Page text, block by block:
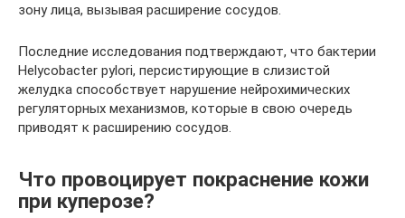
зону лица, вызывая расширение сосудов.
Последние исследования подтверждают, что бактерии
Helycobacter pylori, персистирующие в слизистой
желудка способствует нарушение нейрохимических
регуляторных механизмов, которые в свою очередь
приводят к расширению сосудов.
Что провоцирует покраснение кожи
при куперозе?